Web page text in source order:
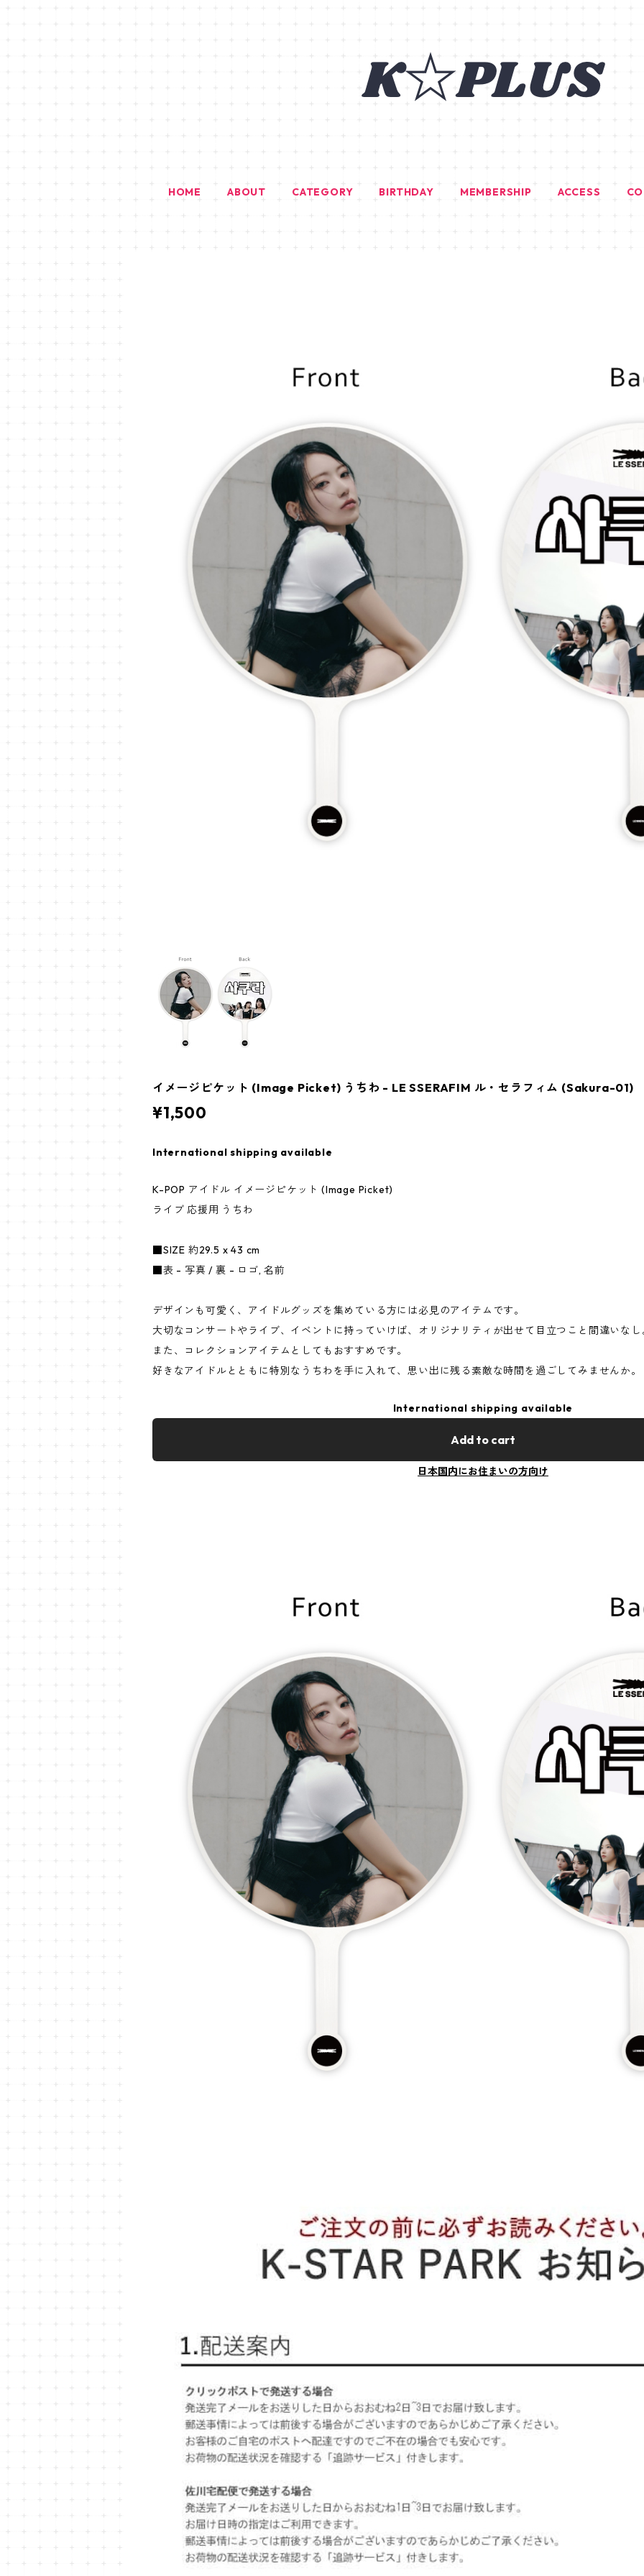
HOME ABOUT CATEGORY BIRTHDAY MEMBERSHIP ACCESS
イメージピケット (Image Picket) うちわ - LE SSERAFIM ル・セラフィム (Sakura-01)
¥1,500
International shipping available
K-POP アイドル イメージピケット (Image Picket)
ライブ 応援用 うちわ
■SIZE 約29.5 x 43 cm
■表 - 写真 / 裏 - ロゴ, 名前
デザインも可愛く、アイドルグッズを集めている方には必見のアイテムです。
大切なコンサートやライブ、イベントに持っていけば、オリジナリティが出せて目立つこと間違いなし
また、コレクションアイテムとしてもおすすめです。
好きなアイドルとともに特別なうちわを手に入れて、思い出に残る素敵な時間を過ごしてみませんか。
International shipping available
Add to cart
日本国内にお住まいの方向け